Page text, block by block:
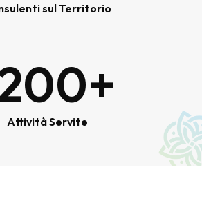
sul Territorio
+
Attività Servite